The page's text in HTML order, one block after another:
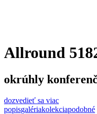
Allround
okrúhly
dozvedieť sa viac
popisgalériakolekciapodobné